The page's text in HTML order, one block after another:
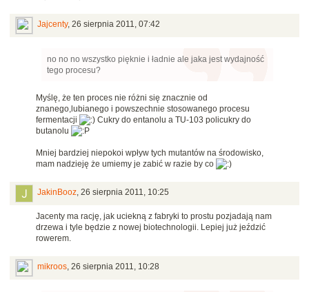
Jajcenty, 26 sierpnia 2011, 07:42
no no no wszystko pięknie i ładnie ale jaka jest wydajność
tego procesu?
Myślę, że ten proces nie różni się znacznie od
znanego,lubianego i powszechnie stosowanego procesu
fermentacji
Cukry do entanolu a TU-103 policukry do
butanolu
Mniej bardziej niepokoi wpływ tych mutantów na środowisko,
mam nadzieję że umiemy je zabić w razie by co
JakinBooz, 26 sierpnia 2011, 10:25
Jacenty ma rację, jak uciekną z fabryki to prostu pozjadają nam
drzewa i tyle będzie z nowej biotechnologii. Lepiej już jeździć
rowerem.
mikroos, 26 sierpnia 2011, 10:28